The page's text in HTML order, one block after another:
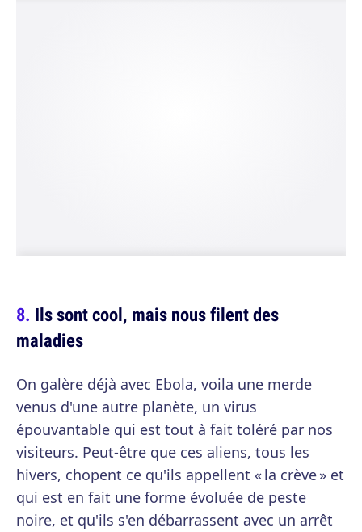
Ils sont cool, mais nous filent des
maladies
On galère déjà avec Ebola, voila une merde
venus d'une autre planète, un virus
épouvantable qui est tout à fait toléré par nos
visiteurs. Peut-être que ces aliens, tous les
hivers, chopent ce qu'ils appellent « la crève » et
qui est en fait une forme évoluée de peste
noire, et qu'ils s'en débarrassent avec un arrêt